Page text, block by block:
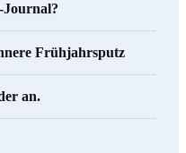
Frühjahrsputz
an.